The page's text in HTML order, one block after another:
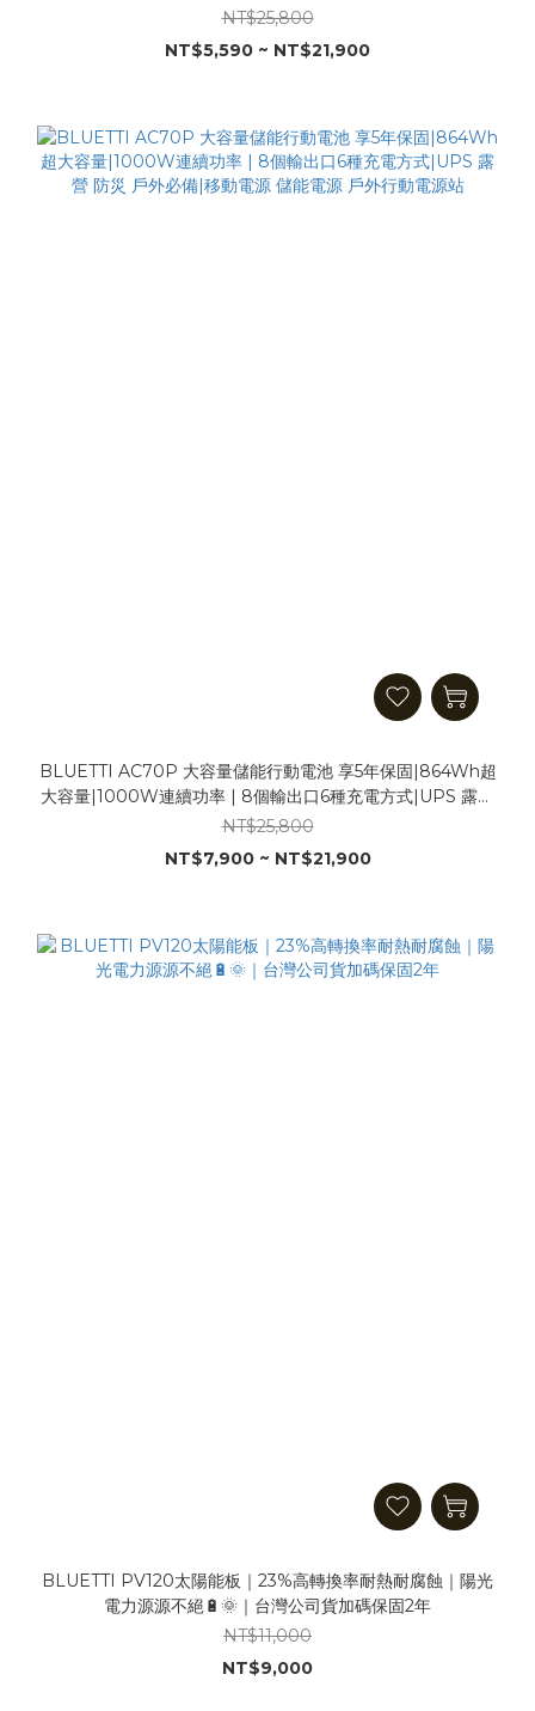
戶外必備 移動電源 移動電池 戶外發電站
NT$25,800
NT$5,590 ~ NT$21,900
BLUETTI AC70P 大容量儲能行動電池 享5年保固|864Wh超
大容量|1000W連續功率 | 8個輸出口6種充電方式|UPS 露營
防災 戶外必備|移動電源 儲能電源 戶外行動電源站
NT$25,800
NT$7,900 ~ NT$21,900
BLUETTI PV120太陽能板｜23%高轉換率耐熱耐腐蝕｜陽光
電力源源不絕🔋🌞｜台灣公司貨加碼保固2年
NT$11,000
NT$9,000